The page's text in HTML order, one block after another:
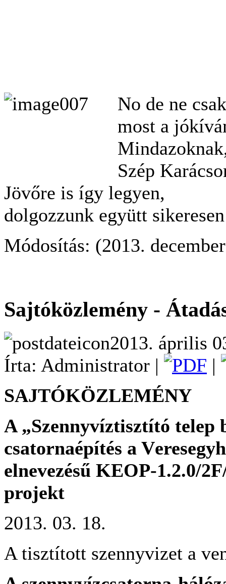
No de ne
most a
Szép
Jövőre is így legyen,
dolgozzunk együtt
Módosítás: (2013.
Sajtóközlemény -
2013. április
Írta: Administrator |
|
SAJTÓKÖZLEMÉNY
A „Szennyvíztisztító telep
csatornaépítés a
elnevezésű KEOP‑1.2.0/
projekt
2013. 03. 18.
A tisztított szennyvizet a